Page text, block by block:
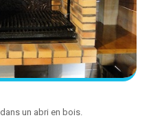
dans un abri en bois.